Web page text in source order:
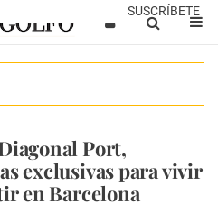
SUSCRÍBETE
Port,
exclusivas para vivir
en Barcelona